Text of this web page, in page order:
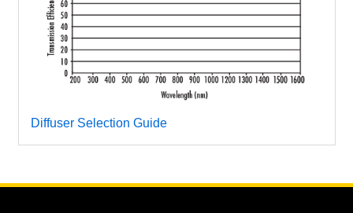
Diffuser Selection Guide